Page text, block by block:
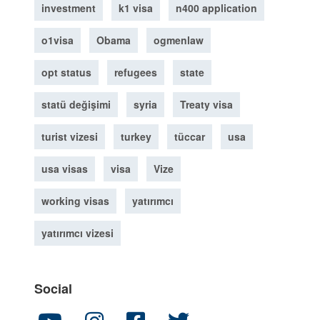
investment k1 visa n400 application
o1visa Obama ogmenlaw
opt status refugees state
statü değişimi syria Treaty visa
turist vizesi turkey tüccar usa
usa visas visa Vize
working visas yatırımcı
yatırımcı vizesi
Social